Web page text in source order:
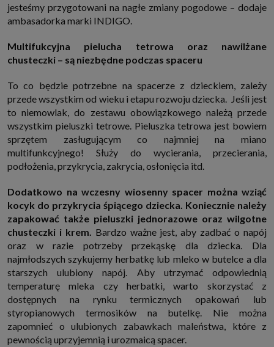
jesteśmy przygotowani na nagłe zmiany pogodowe – dodaje
ambasadorka marki INDIGO.
Multifukcyjna pielucha tetrowa oraz nawilżane
chusteczki – są niezbędne podczas spaceru
To co będzie potrzebne na spacerze z dzieckiem, zależy
przede wszystkim od wieku i etapu rozwoju dziecka. Jeśli jest
to niemowlak, do zestawu obowiązkowego należą przede
wszystkim pieluszki tetrowe. Pieluszka tetrowa jest bowiem
sprzętem zasługującym co najmniej na miano
multifunkcyjnego! Służy do wycierania, przecierania,
podłożenia, przykrycia, zakrycia, osłonięcia itd.
Dodatkowo na wczesny wiosenny spacer można wziąć
kocyk do przykrycia śpiącego dziecka. Koniecznie należy
zapakować także pieluszki jednorazowe oraz wilgotne
chusteczki i krem.
Bardzo ważne jest, aby zadbać o napój
oraz w razie potrzeby przekąskę dla dziecka. Dla
najmłodszych szykujemy herbatkę lub mleko w butelce a dla
starszych ulubiony napój. Aby utrzymać odpowiednią
temperaturę mleka czy herbatki, warto skorzystać z
dostępnych na rynku termicznych opakowań lub
styropianowych termosików na butelkę. Nie można
zapomnieć o ulubionych zabawkach maleństwa, które z
pewnością uprzyjemnią i urozmaicą spacer.